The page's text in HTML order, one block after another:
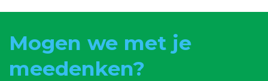
Mogen we met je
meedenken?